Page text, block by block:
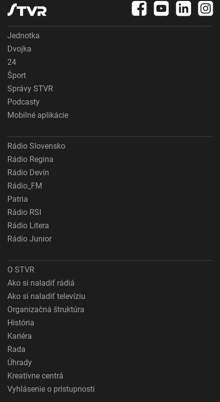
Jednotka
Dvojka
24
Šport
Správy STVR
Podcasty
Mobilné aplikácie
Rádio Slovensko
Rádio Regina
Rádio Devín
Rádio_FM
Patria
Rádio RSI
Rádio Litera
Rádio Junior
O STVR
Ako si naladiť rádiá
Ako si naladiť televíziu
Organizačná štruktúra
História
Kariéra
Rada
Úhrady
Kreatívne centrá
Vyhlásenie o prístupnosti